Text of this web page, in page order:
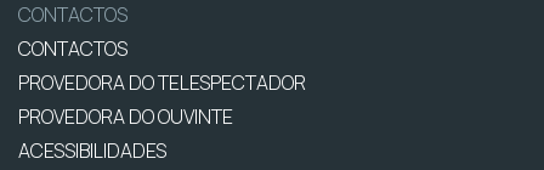
CONTACTOS
CONTACTOS
PROVEDORA DO TELESPECTADOR
PROVEDORA DO OUVINTE
ACESSIBILIDADES